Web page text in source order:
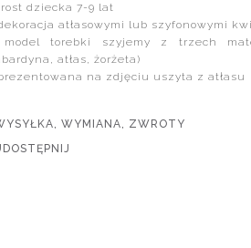
dziecka 7-9 lat
atłasowymi lub szyfonowymi
model torebki szyjemy z trzech
atłas, żorżeta)
na zdjęciu uszyta z atłasu
WYMIANA, ZWROTY